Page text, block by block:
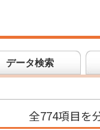
データ検索
全774項目を